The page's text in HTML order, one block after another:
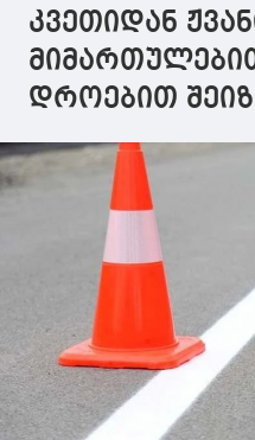
აქცია
კვეთიდან
დროებით